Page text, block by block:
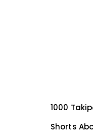
1000
Shorts